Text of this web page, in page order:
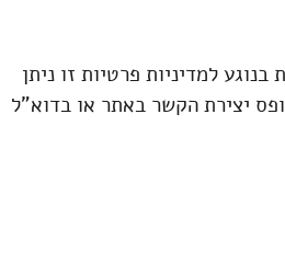
למדיניות פרטיות זו ניתן
יצירת הקשר באתר או בדוא"ל